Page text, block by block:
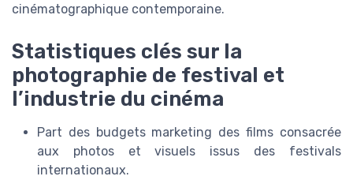
cinématographique contemporaine.
Statistiques clés sur la
photographie de festival et
l’industrie du cinéma
Part des budgets marketing des films consacrée
aux photos et visuels issus des festivals
internationaux.